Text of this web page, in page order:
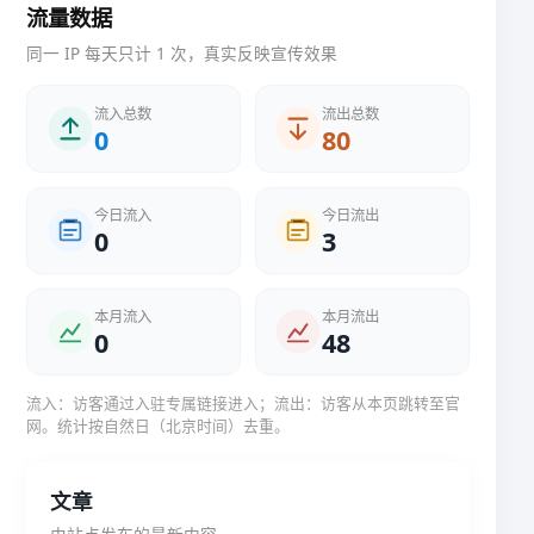
流量数据
同一 IP 每天只计 1 次，真实反映宣传效果
流入总数
0
流出总数
80
今日流入
0
今日流出
3
本月流入
0
本月流出
48
流入：访客通过入驻专属链接进入；流出：访客从本页跳转至官
网。统计按自然日（北京时间）去重。
文章